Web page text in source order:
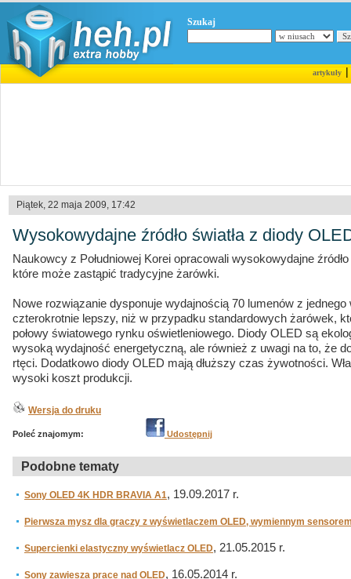
Szukaj
artykuły|
Piątek, 22 maja 2009, 17:42
Wysokowydajne źródło światła z diody
Naukowcy z Południowej Korei opracowali wysokowydajne
które może zastąpić tradycyjne żarówki.
Nowe rozwiązanie dysponuje wydajnością 70 lumenów z
czterokrotnie lepszy, niż w przypadku standardowych żarówek,
połowy światowego rynku oświetleniowego. Diody OLED są
wysoką wydajność energetyczną, ale również z uwagi na to, że
rtęci. Dodatkowo diody OLED mają dłuższy czas żywotności.
wysoki koszt produkcji.
Wersja do druku
Poleć znajomym: Udostępnij
Podobne tematy
Sony OLED 4K HDR BRAVIA A1, 19.09.2017 r.
Pierwsza mysz dla graczy z wyświetlaczem OLED, wymiennym
Supercienki elastyczny wyświetlacz OLED, 21.05.2015 r.
Sony zawiesza prace nad OLED, 16.05.2014 r.